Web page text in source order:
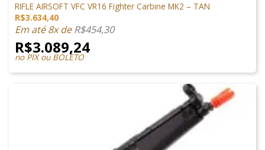
RIFLE AIRSOFT VFC VR16 Fighter Carbine MK2 – TAN
R$3.634,40
Em até 8x deR$454,30
R$3.089,24
no PIX ou BOLETO